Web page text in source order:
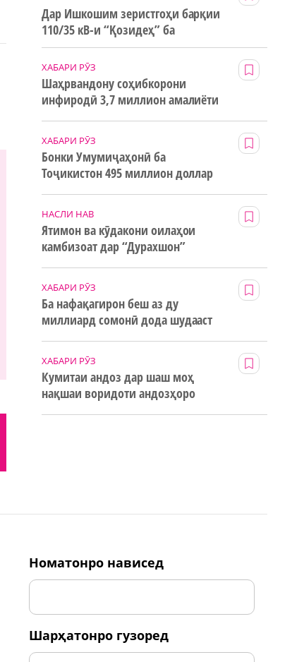
Дар Ишкошим зеристгоҳи барқии
110/35 кВ-и “Қозидеҳ” ба
истифода дода мешавад
ХАБАРИ РӮЗ
Шаҳрвандону соҳибкорони
инфиродӣ 3,7 миллион амалиёти
ХАБАРИ РӮЗ
Бонки Умумиҷаҳонӣ ба
Тоҷикистон 495 миллион доллар
НАСЛИ НАВ
Ятимон ва кӯдакони оилаҳои
камбизоат дар “Дурахшон”
ХАБАРИ РӮЗ
Ба нафақагирон беш аз ду
миллиард сомонӣ дода шудааст
ХАБАРИ РӮЗ
Кумитаи андоз дар шаш моҳ
нақшаи воридоти андозҳоро
номатонро нависед
шарҳатонро гузоред